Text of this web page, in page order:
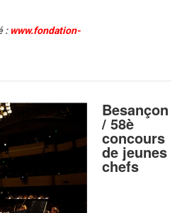
: www.fondation-
Besançon
/ 58è
concours
de jeunes
chefs